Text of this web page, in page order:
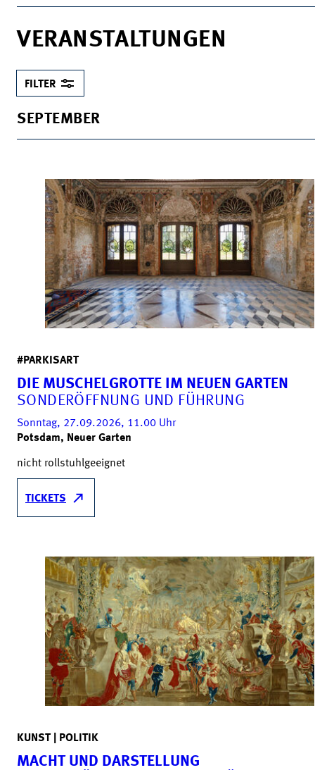
VERANSTALTUNGEN
FILTER
SEPTEMBER
#PARKISART
DIE MUSCHELGROTTE IM NEUEN GARTEN
SONDERÖFFNUNG UND FÜHRUNG
Sonntag, 27.09.2026, 11.00 Uhr
Potsdam, Neuer Garten
nicht rollstuhlgeeignet
TICKETS
KUNST | POLITIK
MACHT UND DARSTELLUNG